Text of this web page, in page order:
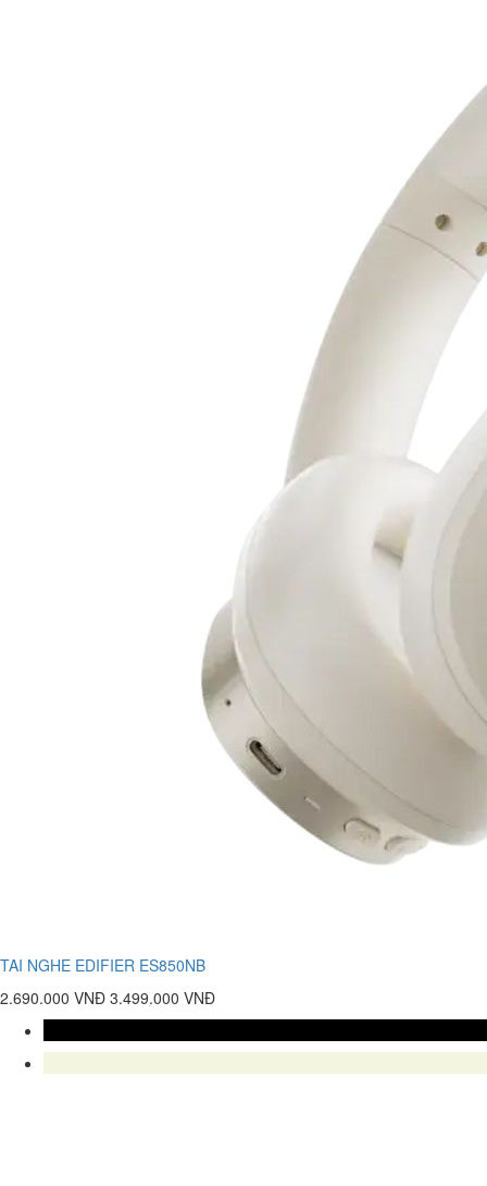
TAI NGHE EDIFIER ES850NB
2.690.000 VNĐ 3.499.000 VNĐ